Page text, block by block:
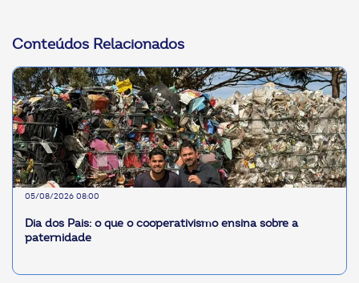
Conteúdos Relacionados
05/08/2026 08:00
Dia dos Pais: o que o cooperativismo ensina sobre a
paternidade